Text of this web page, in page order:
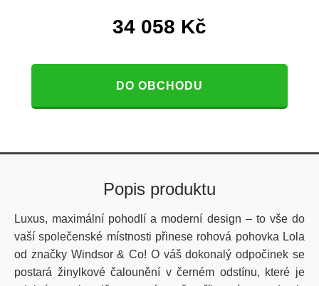
34 058 Kč
DO OBCHODU
Popis produktu
Luxus, maximální pohodlí a moderní design – to vše do
vaší společenské místnosti přinese rohová pohovka Lola
od značky Windsor & Co! O váš dokonalý odpočinek se
postará žinylkové čalounění v černém odstínu, které je